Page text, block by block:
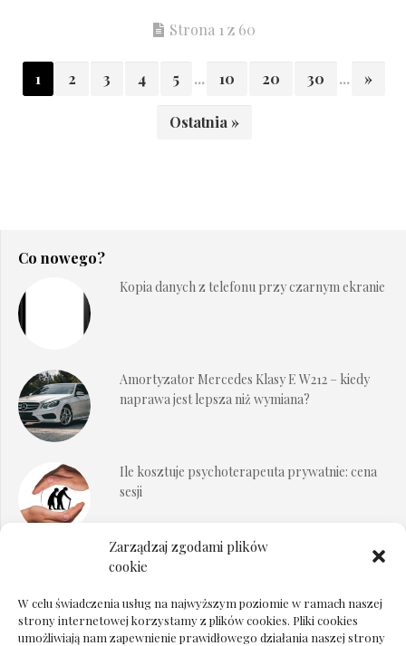
Zarządzaj zgodami plików
cookie
W celu świadczenia usług na najwyższym poziomie w ramach naszej
strony internetowej korzystamy z plików cookies. Pliki cookies
umożliwiają nam zapewnienie prawidłowego działania naszej strony
Strona 1 z 60
1 2 3 4 5 ... 10 20 30 ... »
Ostatnia »
Co nowego?
Kopia danych z telefonu przy czarnym ekranie
Amortyzator Mercedes Klasy E W212 – kiedy
naprawa jest lepsza niż wymiana?
Ile kosztuje psychoterapeuta prywatnie: cena
sesji
Dokumenty do odbioru przy zmianie biura